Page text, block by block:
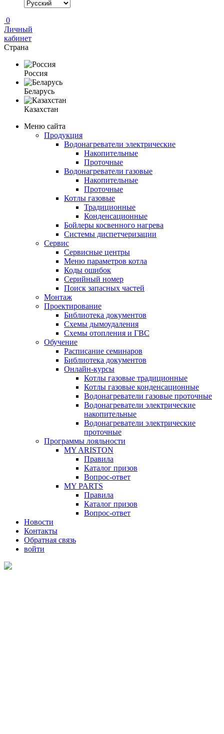
0
Личный
кабинет
Страна
Россия
Беларусь
Казахстан
Меню сайта
Продукция
Водонагреватели электрические
Накопительные
Проточные
Водонагреватели газовые
Накопительные
Проточные
Котлы газовые
Традиционные
Конденсационные
Бойлеры косвенного нагрева
Системы диспетчеризации
Сервис
Сервисные центры
Меню параметров котла
Коды ошибок
Серийный номер
Поиск запасных частей
Монтаж
Проектирование
Библиотека документов
Схемы дымоудаления
Схемы отопления и ГВС
Обучение
Расписание семинаров
Библиотека документов
Онлайн-курсы
Котлы газовые традиционные
Котлы газовые конденсационные
Водонагреватели газовые проточные
Водонагреватели электрические
накопительные
Водонагреватели электрические
проточные
Программы лояльности
MY ARISTON
Правила
Каталог призов
Вопрос-ответ
MY PARTS
Правила
Каталог призов
Вопрос-ответ
Новости
Контакты
Обратная связь
войти